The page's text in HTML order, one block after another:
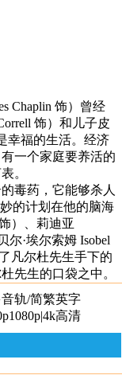
饰）曾经
饰）和儿子皮
幸福的生活。经济
一个家庭要养活的
。
毒药，它能够杀人
的计划在他的脑海
）、莉迪亚
尔·埃尔索姆 Isobel
凡尔杜先生手下的
先生的口袋之中。
轨/简繁英字
高清